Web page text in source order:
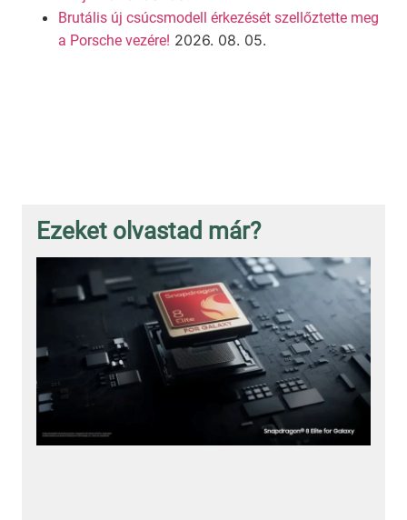
Brutális új csúcsmodell érkezését szellőztette meg
a Porsche vezére! 2026. 08. 05.
Ezeket olvastad már?